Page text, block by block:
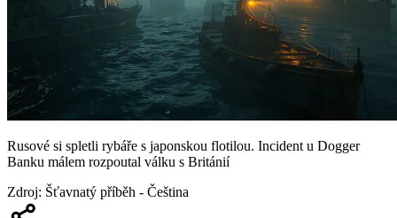
Rusové si spletli rybáře s japonskou flotilou. Incident u Dogger
Banku málem rozpoutal válku s Británií
Zdroj: Šťavnatý příběh - Čeština